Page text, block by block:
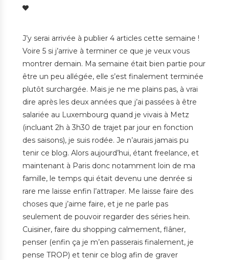
J’y serai arrivée à publier 4 articles cette semaine !
Voire 5 si j’arrive à terminer ce que je veux vous
montrer demain. Ma semaine était bien partie pour
être un peu allégée, elle s’est finalement terminée
plutôt surchargée. Mais je ne me plains pas, à vrai
dire après les deux années que j’ai passées à être
salariée au Luxembourg quand je vivais à Metz
(incluant 2h à 3h30 de trajet par jour en fonction
des saisons), je suis rodée. Je n’aurais jamais pu
tenir ce blog. Alors aujourd’hui, étant freelance, et
maintenant à Paris donc notamment loin de ma
famille, le temps qui était devenu une denrée si
rare me laisse enfin l’attraper. Me laisse faire des
choses que j’aime faire, et je ne parle pas
seulement de pouvoir regarder des séries hein.
Cuisiner, faire du shopping calmement, flâner,
penser (enfin ça je m’en passerais finalement, je
pense TROP) et tenir ce blog afin de graver